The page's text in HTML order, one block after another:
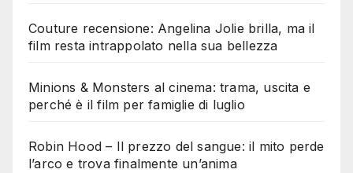
Couture recensione: Angelina Jolie brilla, ma il
film resta intrappolato nella sua bellezza
Minions & Monsters al cinema: trama, uscita e
perché è il film per famiglie di luglio
Robin Hood – Il prezzo del sangue: il mito perde
l’arco e trova finalmente un’anima